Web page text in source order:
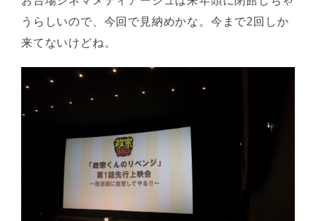
うらしいので、今回で見納めかな。今まで2回しか
来てないけどね。